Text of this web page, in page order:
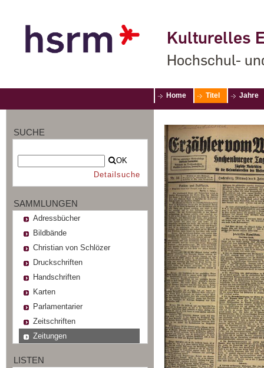
Kulturelles
Hochschul-
Home Titel Jahre
SUCHE
OK
Detailsuche
SAMMLUNGEN
Adressbücher
Bildbände
Christian von Schlözer
Druckschriften
Handschriften
Karten
Parlamentarier
Zeitschriften
Zeitungen
LISTEN